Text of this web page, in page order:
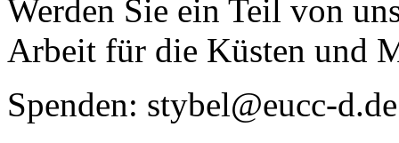
Werden Sie ein Teil von
Arbeit für die Küsten und
Spenden: stybel@eucc-d.de